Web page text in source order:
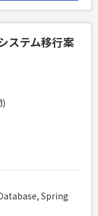
年以上） ・要件
を理解し、開発チ
携帯キャリア案件
以上
ステム移行案
)
Spring